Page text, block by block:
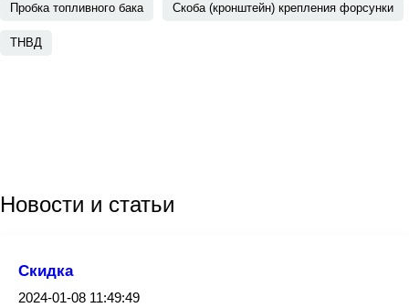
Пробка топливного бака Скоба (кронштейн) крепления форсунки
ТНВД
Новости и статьи
Скидка
2024-01-08 11:49:49